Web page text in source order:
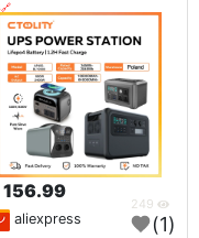
🔗404?
156.99 $
aliexpress (1)